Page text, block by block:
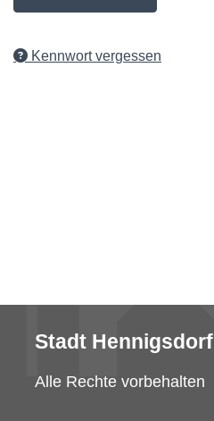
Kennwort vergessen
Stadt Hennigsdorf
Alle Rechte vorbehalten